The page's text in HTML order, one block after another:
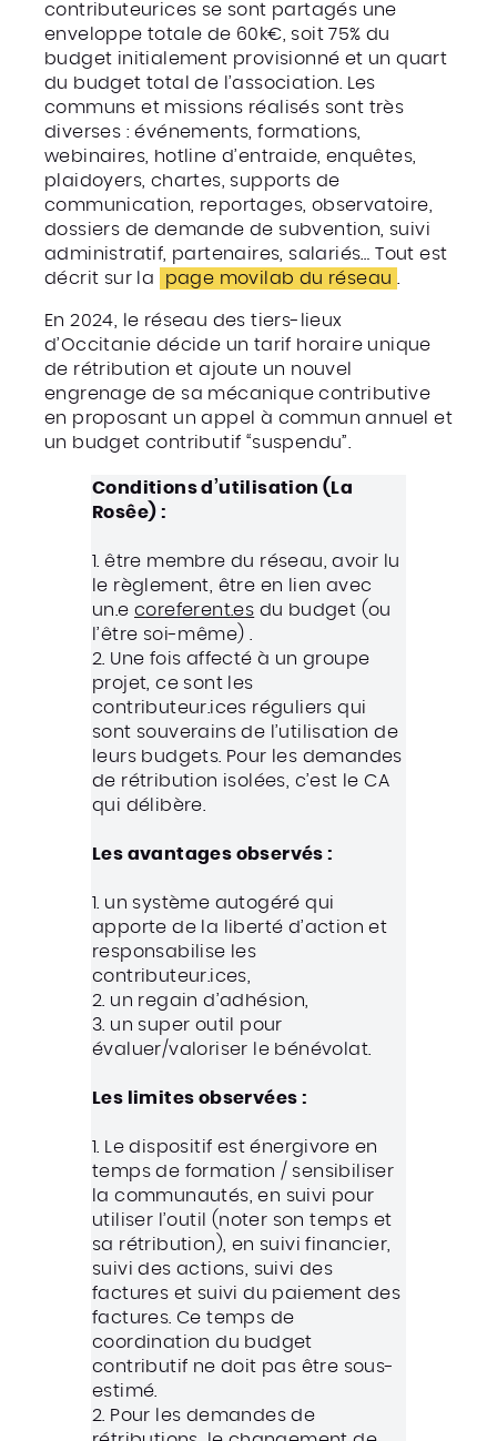
contributeurices se sont partagés une
enveloppe totale de 60k€, soit 75% du
budget initialement provisionné et un quart
du budget total de l’association. Les
communs et missions réalisés sont très
diverses : événements, formations,
webinaires, hotline d’entraide, enquêtes,
plaidoyers, chartes, supports de
communication, reportages, observatoire,
dossiers de demande de subvention, suivi
administratif, partenaires, salariés… Tout est
décrit sur la
page movilab du réseau
En 2024, le réseau des tiers-lieux
d’Occitanie décide un tarif horaire unique
de rétribution et ajoute un nouvel
engrenage de sa mécanique contributive
en proposant un appel à commun annuel et
un budget contributif “suspendu”.
Conditions d’utilisation (La
Rosêe) :
1. être membre du réseau, avoir lu
le règlement, être en lien avec
un.e coreferent.es du budget (ou
l’être soi-même) .
2. Une fois affecté à un groupe
projet, ce sont les
contributeur.ices réguliers qui
sont souverains de l’utilisation de
leurs budgets. Pour les demandes
de rétribution isolées, c’est le CA
qui délibère.
Les avantages observés :
1. un système autogéré qui
apporte de la liberté d’action et
responsabilise les
contributeur.ices,
2. un regain d’adhésion,
3. un super outil pour
évaluer/valoriser le bénévolat.
Les limites observées :
1. Le dispositif est énergivore en
temps de formation / sensibiliser
la communautés, en suivi pour
utiliser l’outil (noter son temps et
sa rétribution), en suivi financier,
suivi des actions, suivi des
factures et suivi du paiement des
factures. Ce temps de
coordination du budget
contributif ne doit pas être sous-
estimé.
2. Pour les demandes de